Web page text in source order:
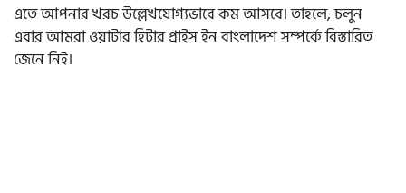
এতে আপনার খরচ উল্লেখযোগ্যভাবে কম আসবে। তাহলে, চলুন
এবার আমরা ওয়াটার হিটার প্রাইস ইন বাংলাদেশ সম্পর্কে বিস্তারিত
জেনে নিই।